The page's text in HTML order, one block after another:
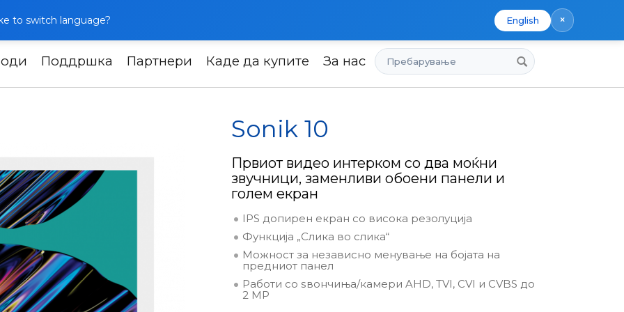
to switch language? English ×
Поддршка Партнери Каде да купите За нас Пребарување
Sonik 10
Sonik 10
Првиот видео интерком со два моќни
звучници, заменливи обоени панели и
голем екран
IPS допирен екран со висока резолуција
Функција „Слика во слика“
Можност за независно менување на бојата на
предниот панел
Работи со ѕвончиња/камери AHD, TVI, CVI и CVBS до
2 MP